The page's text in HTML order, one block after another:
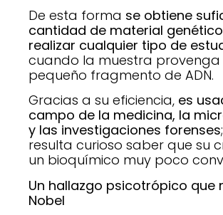
De esta forma se obtiene
cantidad de material
realizar cualquier tipo de
cuando la muestra provenga
pequeño fragmento de ADN.
Gracias a su eficiencia, es
campo de la medicina, la
y las investigaciones forenses
resulta curioso saber que su
un bioquímico muy poco
Un hallazgo psicotrópico que
Nobel